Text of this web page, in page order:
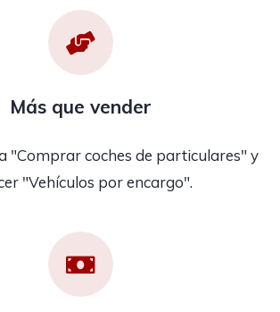
Más que vender
"Comprar coches de particulares" y
"Vehículos por encargo".